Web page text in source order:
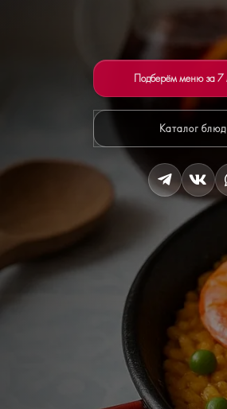
Подберём меню за 7
Каталог блюд